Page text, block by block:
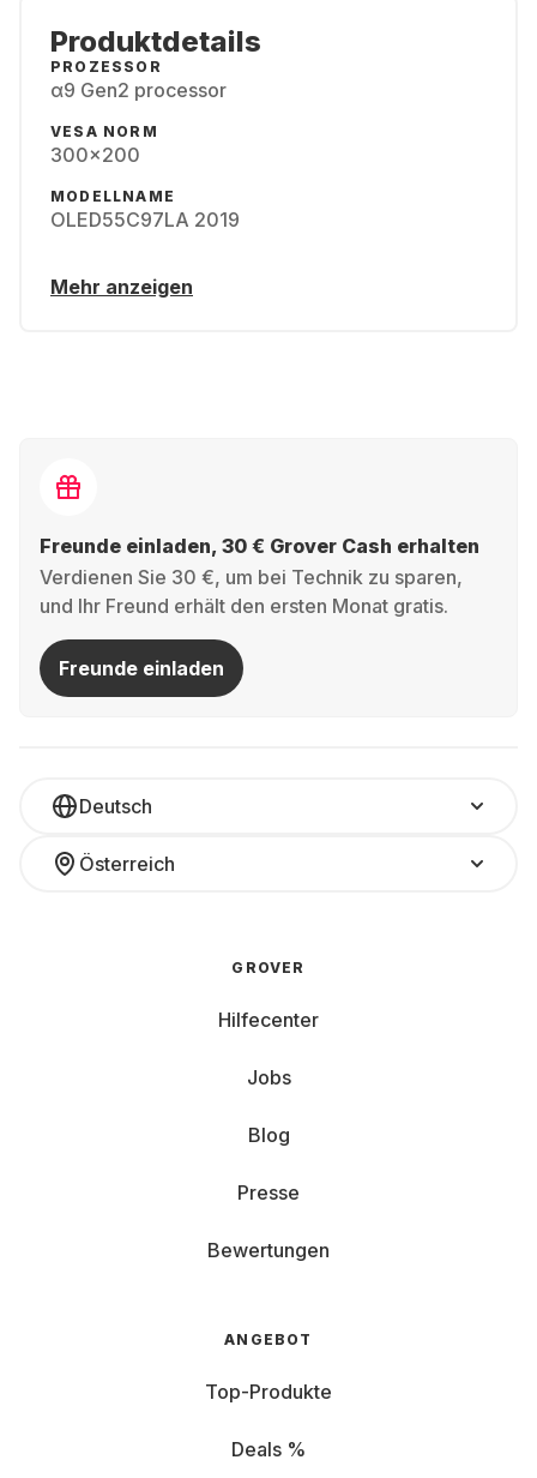
Produktdetails
PROZESSOR
α9 Gen2 processor
VESA NORM
300x200
MODELLNAME
OLED55C97LA 2019
Mehr anzeigen
Freunde einladen, 30 € Grover Cash erhalten
Verdienen Sie 30 €, um bei Technik zu sparen,
und Ihr Freund erhält den ersten Monat gratis.
Freunde einladen
Deutsch
Österreich
GROVER
Hilfecenter
Jobs
Blog
Presse
Bewertungen
ANGEBOT
Top-Produkte
Deals %